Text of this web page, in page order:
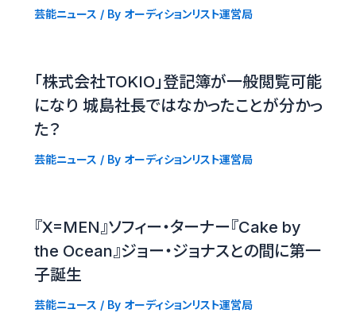
芸能ニュース / By オーディションリスト運営局
「株式会社TOKIO」登記簿が一般閲覧可能
になり 城島社長ではなかったことが分かっ
た？
芸能ニュース / By オーディションリスト運営局
『X=MEN』ソフィー・ターナー『Cake by
the Ocean』ジョー・ジョナスとの間に第一
子誕生
芸能ニュース / By オーディションリスト運営局